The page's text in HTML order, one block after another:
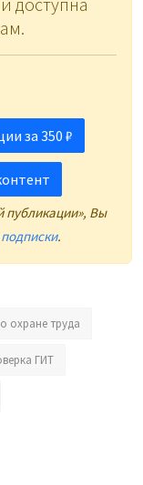
за 350 ₽
публикации», Вы
.
охране труда
ГИТ